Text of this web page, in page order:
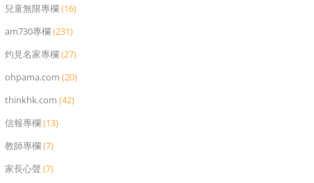
兒童無限專欄(16)
am730專欄(231)
灼見名家專欄(27)
ohpama.com (20)
thinkhk.com (42)
信報專欄(13)
教師專欄(7)
家長心聲 (7)